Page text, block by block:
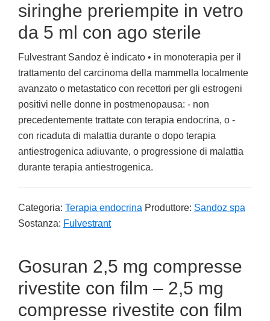
siringhe preriempite in vetro
da 5 ml con ago sterile
Fulvestrant Sandoz è indicato • in monoterapia per il
trattamento del carcinoma della mammella localmente
avanzato o metastatico con recettori per gli estrogeni
positivi nelle donne in postmenopausa: - non
precedentemente trattate con terapia endocrina, o -
con ricaduta di malattia durante o dopo terapia
antiestrogenica adiuvante, o progressione di malattia
durante terapia antiestrogenica.
Categoria: Terapia endocrina Produttore: Sandoz spa
Sostanza: Fulvestrant
Gosuran 2,5 mg compresse
rivestite con film – 2,5 mg
compresse rivestite con film